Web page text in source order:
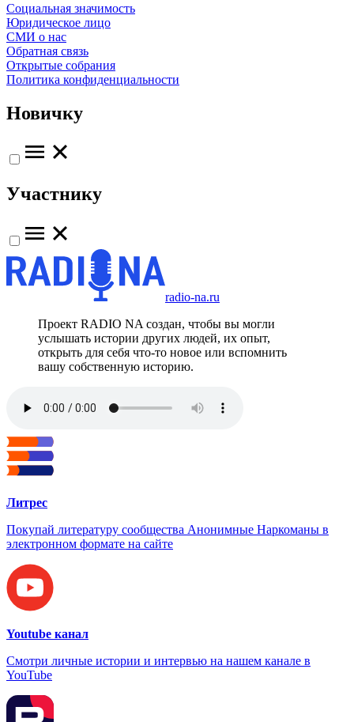
Социальная значимость
Юридическое лицо
СМИ о нас
Обратная связь
Открытые собрания
Политика конфиденциальности
Новичку
Участнику
radio-na.ru
Проект RADIO NA создан, чтобы вы могли
услышать истории других людей, их опыт,
открыть для себя что-то новое или вспомнить
вашу собственную историю.
Литрес
Покупай литературу сообщества Анонимные Наркоманы в
электронном формате на сайте
Youtube канал
Смотри личные истории и интервью на нашем канале в
YouTube